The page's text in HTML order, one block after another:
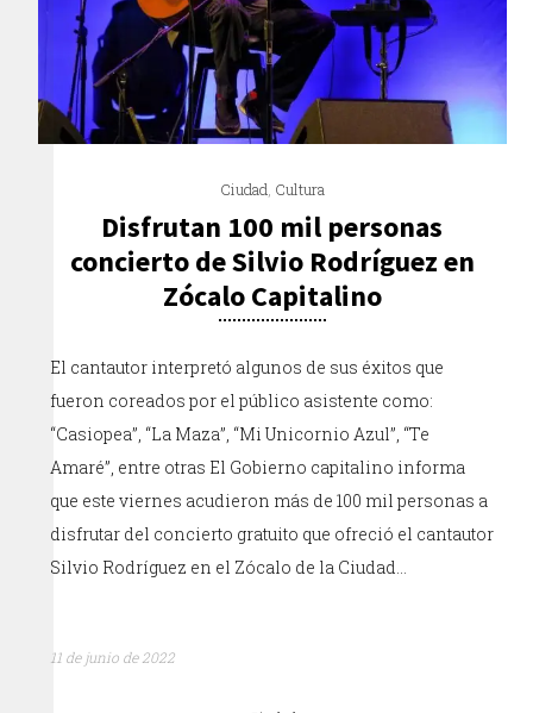
Ciudad, Cultura
Disfrutan 100 mil personas
concierto de Silvio Rodríguez en
Zócalo Capitalino
El cantautor interpretó algunos de sus éxitos que
fueron coreados por el público asistente como:
“Casiopea”, “La Maza”, “Mi Unicornio Azul”, “Te
Amaré”, entre otras El Gobierno capitalino informa
que este viernes acudieron más de 100 mil personas a
disfrutar del concierto gratuito que ofreció el cantautor
Silvio Rodríguez en el Zócalo de la Ciudad…
11 de junio de 2022